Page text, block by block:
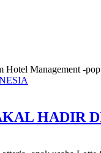
Management -
HADIR